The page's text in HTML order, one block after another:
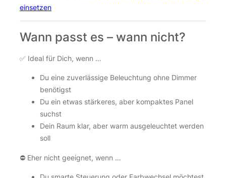
einsetzen
Wann passt es – wann nicht?
✅ Ideal für Dich, wenn …
Du eine zuverlässige Beleuchtung ohne Dimmer
benötigst
Du ein etwas stärkeres, aber kompaktes Panel
suchst
Dein Raum klar, aber warm ausgeleuchtet werden
soll
⛔ Eher nicht geeignet, wenn …